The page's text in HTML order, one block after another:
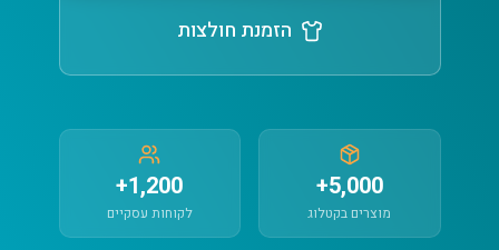
הזמנת חולצות
5,000+
מוצרים בקטלוג
1,200+
לקוחות עסקיים